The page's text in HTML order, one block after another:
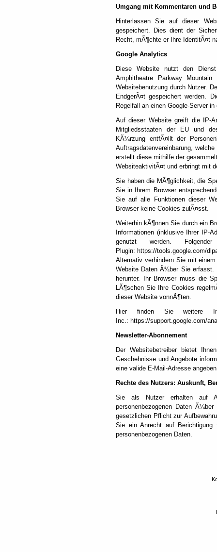
Umgang mit Kommentaren und
Hinterlassen Sie auf dieser
gespeichert. Dies dient der
Recht, mÃ¶chte er Ihre IdentitÃ¤t
Google Analytics
Diese Website nutzt den
Amphitheatre Parkway
Websitebenutzung durch Nutzer.
EndgerÃ¤t gespeichert werden.
Regelfall an einen Google-Server
Auf dieser Website greift die IP-
Mitgliedsstaaten der EU und
KÃ¼rzung entfÃ¤llt der
Auftragsdatenvereinbarung,
erstellt diese mithilfe der
WebsiteaktivitÃ¤t und erbringt mit
Sie haben die MÃ¶glichkeit, die
Sie in Ihrem Browser
Sie auf alle Funktionen dieser
Browser keine Cookies zulÃ¤sst.
Weiterhin kÃ¶nnen Sie durch ein
Informationen (inklusive Ihrer IP-
genutzt werden.
Plugin: https://tools.google.com/
Alternativ verhindern Sie mit
Website Daten Ã¼ber Sie erfasst.
herunter. Ihr Browser muss die
LÃ¶schen Sie Ihre Cookies
dieser Website vonnÃ¶ten.
Hier finden Sie weitere
Inc.: https://support.google.com/
Newsletter-Abonnement
Der Websitebetreiber bietet
Geschehnisse und Angebote
eine valide E-Mail-Adresse
Rechte des Nutzers: Auskunft,
Sie als Nutzer erhalten auf
personenbezogenen Daten
gesetzlichen Pflicht zur
Sie ein Anrecht auf Berichtigung
personenbezogenen Daten.